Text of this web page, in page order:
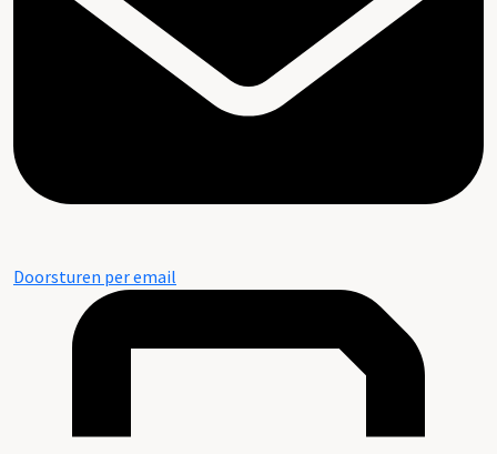
Doorsturen per email